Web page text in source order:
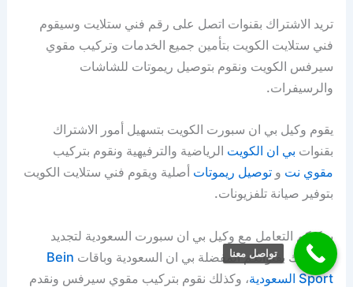
تريد الاشتراك بقنوات اتصل على رقم فني ستلايت وسيقوم
فني ستلايت الكويت بتأمين جميع الخدمات وتركيب مقوي
سيرفس الكويت ونقوم بتوصيل ريموتات للشاشات
والرسيفرات.
يقوم وكيل بي ان سبورت الكويت بتسهيل أمور الاشتراك
بقنوات بي ان الكويت الرياضية والترفيهية ونقوم بتركيب
مقوي نت وتوصيل ريموتات أصلية ويقوم فني ستلايت الكويت
بتوفير صيانة تلفزيونات.
يمكنكم التعامل مع وكيل بي ان سبورت السعودية لتجديد
الاشتراك بقنواتكم المفضلة بي ان السعودية وباقات Bein
Sport السعودية
، وكذلك نقوم بتركيب مقوي سيرفس ونقدم
تواصل معنا